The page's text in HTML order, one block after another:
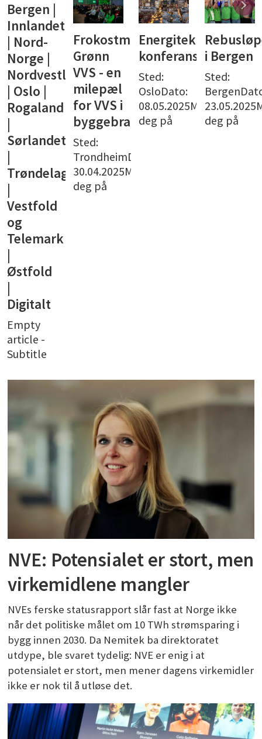
Bergen |
Innlandet
| Nord-
Norge |
Nordvestlandet
| Oslo |
Rogaland
|
Sørlandet
|
Trøndelag
|
Vestfold
og
Telemark
|
Østfold
|
Digitalt
Empty
article -
Subtitle
Frokostmøte:
Grønn
VVS - en
milepæl
for VVS i
byggebransjen
Sted:
TrondheimDato:
30.04.2025Meld
deg på
Energiteknisk
konferanse
Sted:
OsloDato:
08.05.2025Meld
deg på
i Bergen
Sted:
deg på
NVE: Potensialet er stort, men
virkemidlene mangler
NVEs ferske statusrapport slår fast at Norge ikke
når det politiske målet om 10 TWh strømsparing i
bygg innen 2030. Da Nemitek ba direktoratet
utdype, ble svaret tydelig: NVE er enig i at
potensialet er stort, men mener dagens virkemidler
ikke er nok til å utløse det.